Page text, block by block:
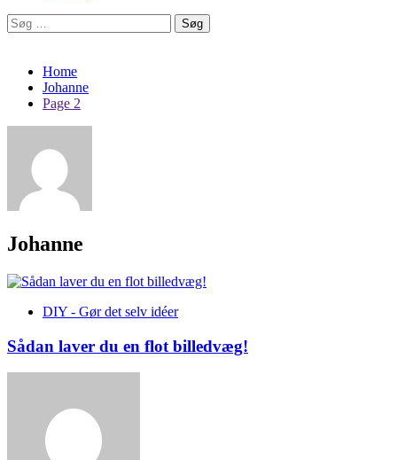
Søg
efter:
Home
Johanne
Page 2
Johanne
DIY - Gør det selv idéer
Sådan laver du en flot billedvæg!